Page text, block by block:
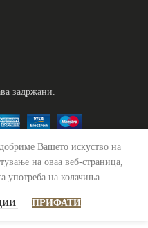
задржани.
Вашето искуство на
на оваа веб-страница,
употреба на колачиња.
ПРИФАТИ
Црна